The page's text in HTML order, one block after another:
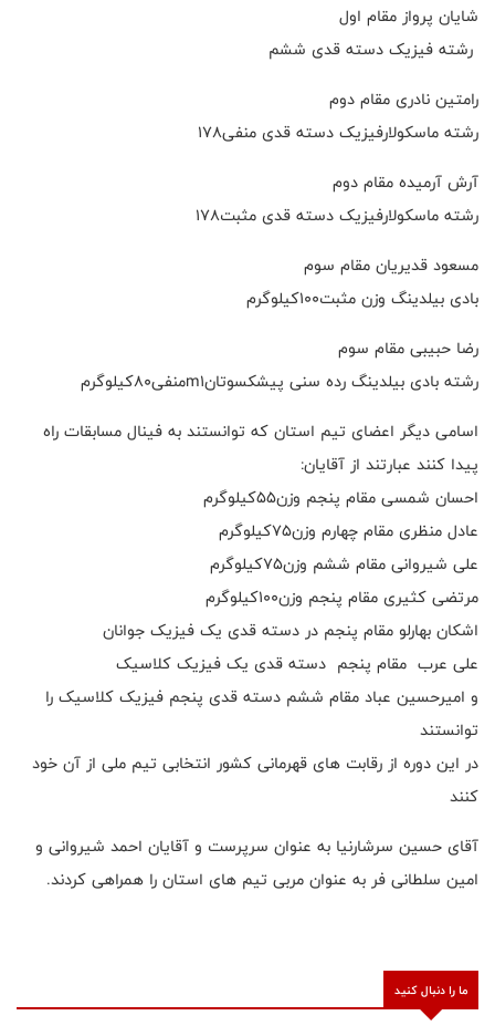
شایان پرواز مقام اول
رشته فیزیک دسته قدی ششم
رامتین نادری مقام دوم
رشته ماسکولارفیزیک دسته قدی منفی۱۷٨
آرش آرمیده مقام دوم
رشته ماسکولارفیزیک دسته قدی مثبت۱۷٨
مسعود قدیریان مقام سوم
بادی بیلدینگ وزن مثبت۱۰۰کیلوگرم
رضا حبیبی مقام سوم
رشته بادی بیلدینگ رده سنی پیشکسوتانm1منفی٨۰کیلوگرم
اسامی دیگر اعضای تیم استان که توانستند به فینال مسابقات راه
پیدا کنند عبارتند از آقایان:
احسان شمسی مقام پنجم وزن۵۵کیلوگرم
عادل منظری مقام چهارم وزن۷۵کیلوگرم
علی شیروانی مقام ششم وزن۷۵کیلوگرم
مرتضی کثیری مقام پنجم وزن۱۰۰کیلوگرم
اشکان بهارلو مقام پنجم در دسته قدی یک فیزیک جوانان
علی عرب مقام پنجم دسته قدی یک فیزیک کلاسیک
و امیرحسین عباد مقام ششم دسته قدی پنجم فیزیک کلاسیک را
توانستند
در این دوره از رقابت های قهرمانی کشور انتخابی تیم ملی از آن خود
کنند
آقای حسین سرشارنیا به عنوان سرپرست و آقایان احمد شیروانی و
امین سلطانی فر به عنوان مربی تیم های استان را همراهی کردند.
ما را دنبال کنید